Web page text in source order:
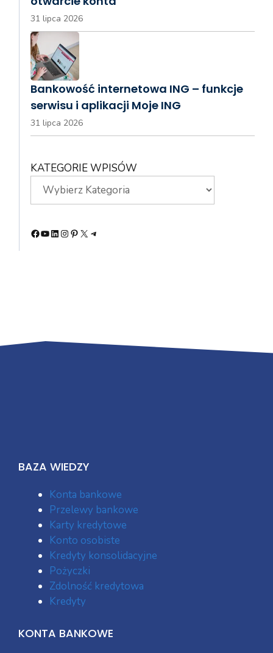
31 lipca 2026
Bankowość internetowa ING – funkcje
serwisu i aplikacji Moje ING
31 lipca 2026
KATEGORIE WPISÓW
Facebook
YouTube
LinkedIn
Instagram
Pinterest
X Telegram
BAZA WIEDZY
Konta bankowe
Przelewy bankowe
Karty kredytowe
Konto osobiste
Kredyty konsolidacyjne
Pożyczki
Zdolność kredytowa
Kredyty
KONTA BANKOWE